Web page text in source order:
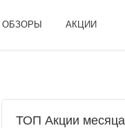
ОБЗОРЫ АКЦИИ
ТОП Акции месяца